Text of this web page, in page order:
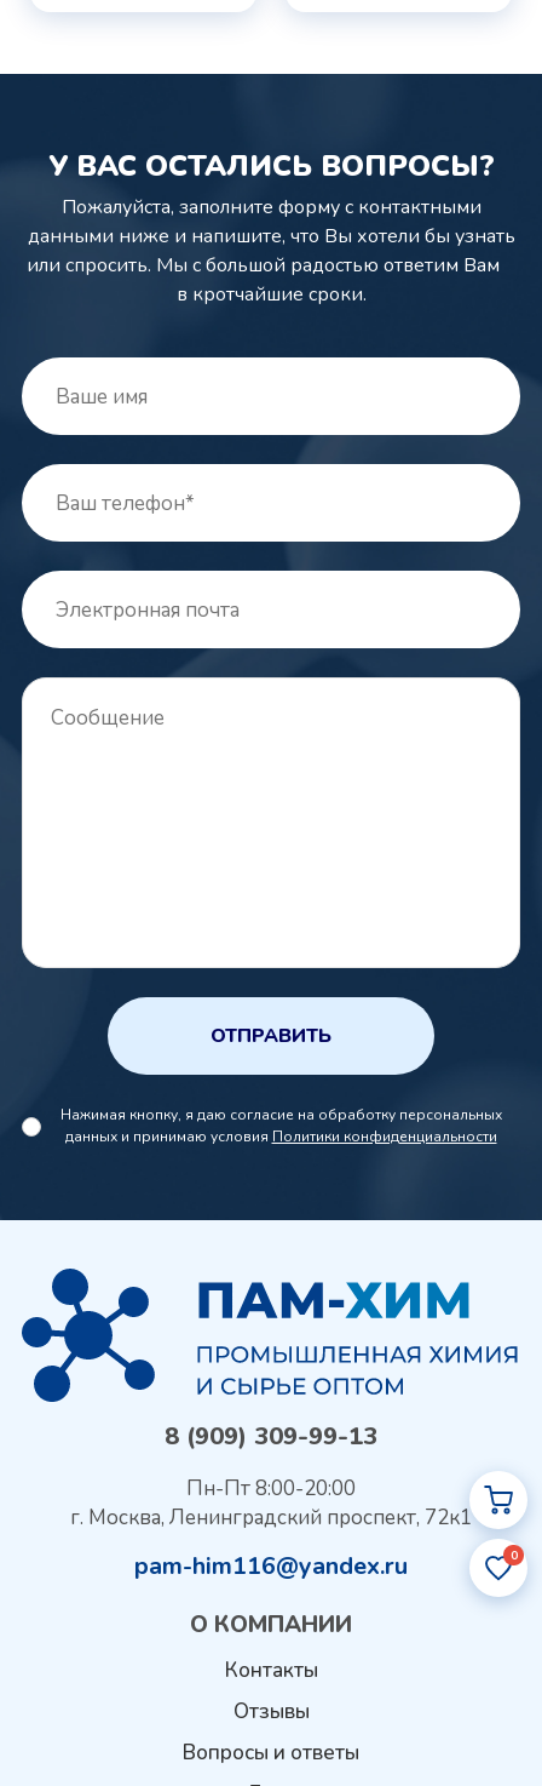
0
У ВАС ОСТАЛИСЬ ВОПРОСЫ?
Пожалуйста, заполните форму с контактными
данными ниже и напишите, что Вы хотели бы узнать
или спросить. Мы с большой радостью ответим Вам
в кротчайшие сроки.
ОТПРАВИТЬ
Нажимая кнопку, я даю согласие на обработку персональных
данных и принимаю условия Политики конфиденциальности
8 (909) 309-99-13
Пн-Пт 8:00-20:00
г. Москва, Ленинградский проспект, 72к1
pam-him116@yandex.ru
О КОМПАНИИ
Контакты
Отзывы
Вопросы и ответы